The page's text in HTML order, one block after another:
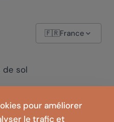
pour améliorer
le trafic et
de sol
🇫🇷France
lien marqué d'un * et effectuez un
commission, sans frais